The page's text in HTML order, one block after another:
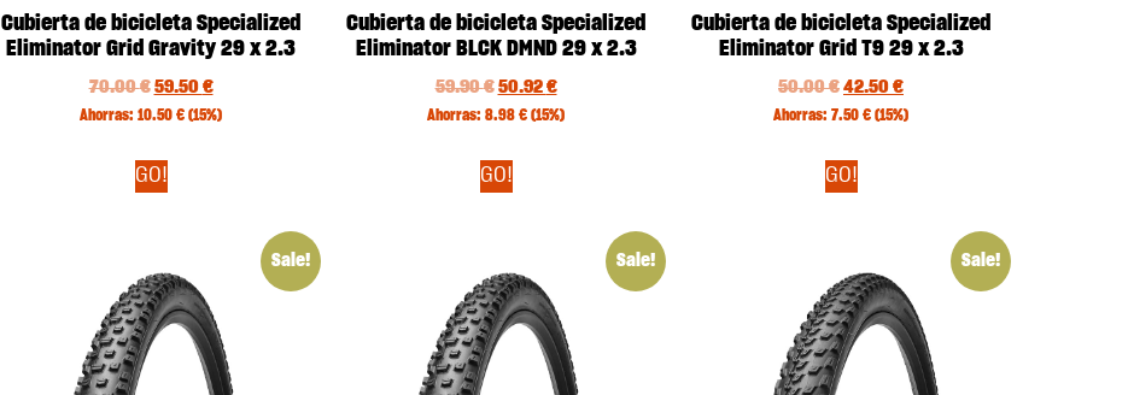
Cubierta de bicicleta Specialized
Eliminator Grid Gravity 29 x 2.3
70.00€ 59.50 €
Ahorras: 10.50 € (15%)
GO!
Cubierta de bicicleta Specialized
Eliminator BLCK DMND 29 x 2.3
59.90€ 50.92 €
Ahorras: 8.98 € (15%)
GO!
Cubierta de bicicleta Specialized
Eliminator Grid T9 29 x 2.3
50.00€ 42.50 €
Ahorras: 7.50 € (15%)
GO!
Sale! Sale! Sale!